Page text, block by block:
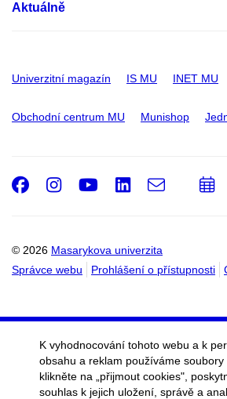
Aktuálně
Univerzitní magazín IS MU INET MU
Obchodní centrum MU Munishop
© 2026 Masarykova univerzita
Správce webu
Prohlášení o přístupnosti
Facebook
Instagram
Youtube
LinkedIn
e-
K vyhodnocování tohoto webu a k
obsahu a reklam používáme soubory
klikněte na „přijmout cookies",
souhlas k jejich uložení, správě a